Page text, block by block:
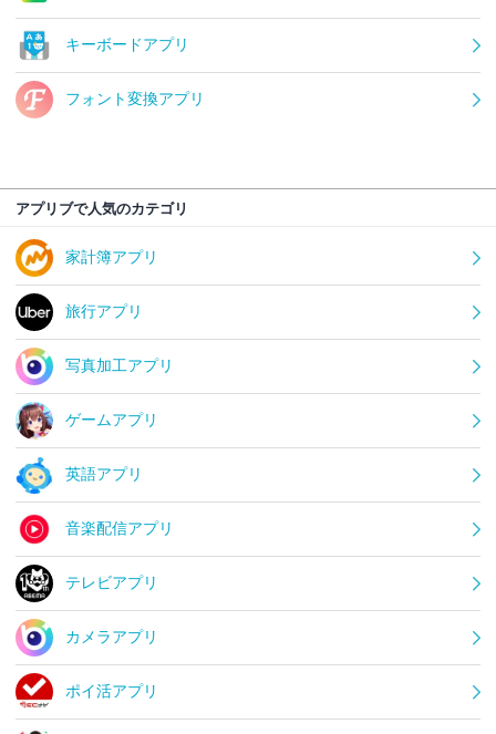
キーボードアプリ
フォント変換アプリ
アプリブで人気のカテゴリ
家計簿アプリ
旅行アプリ
写真加工アプリ
ゲームアプリ
英語アプリ
音楽配信アプリ
テレビアプリ
カメラアプリ
ポイ活アプリ